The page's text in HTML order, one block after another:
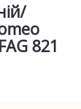
821